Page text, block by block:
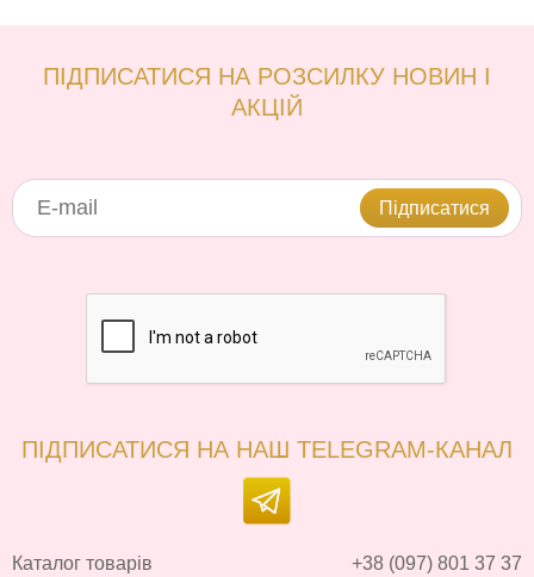
ПІДПИСАТИСЯ НА РОЗСИЛКУ НОВИН І
АКЦІЙ
Підписатися
ПІДПИСАТИСЯ НА НАШ TELEGRAM-КАНАЛ
Каталог товарів +38 (097) 801 37 37